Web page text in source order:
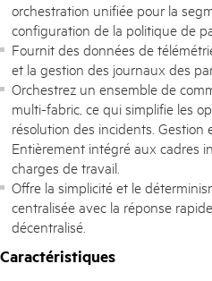
orchestration unifiée pour la
configuration de la politique de
Fournit des données de
et la gestion des journaux des
Orchestrez un ensemble de
multi-fabric, ce qui simplifie les
résolution des incidents. Gestion
Entièrement intégré aux cadres
charges de travail.
Offre la simplicité et le
centralisée avec la réponse
décentralisé.
Caractéristiques